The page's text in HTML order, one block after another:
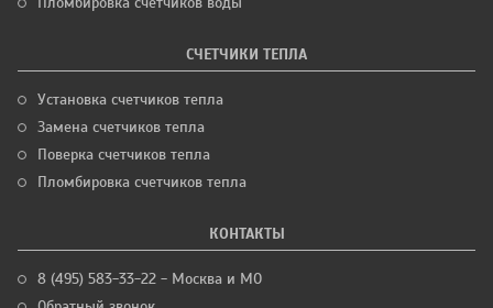
СЧЕТЧИКИ ТЕПЛА
Установка счетчиков тепла
Замена счетчиков тепла
Поверка счетчиков тепла
Пломбировка счетчиков тепла
КОНТАКТЫ
8 (495) 583-33-22 - Москва и МО